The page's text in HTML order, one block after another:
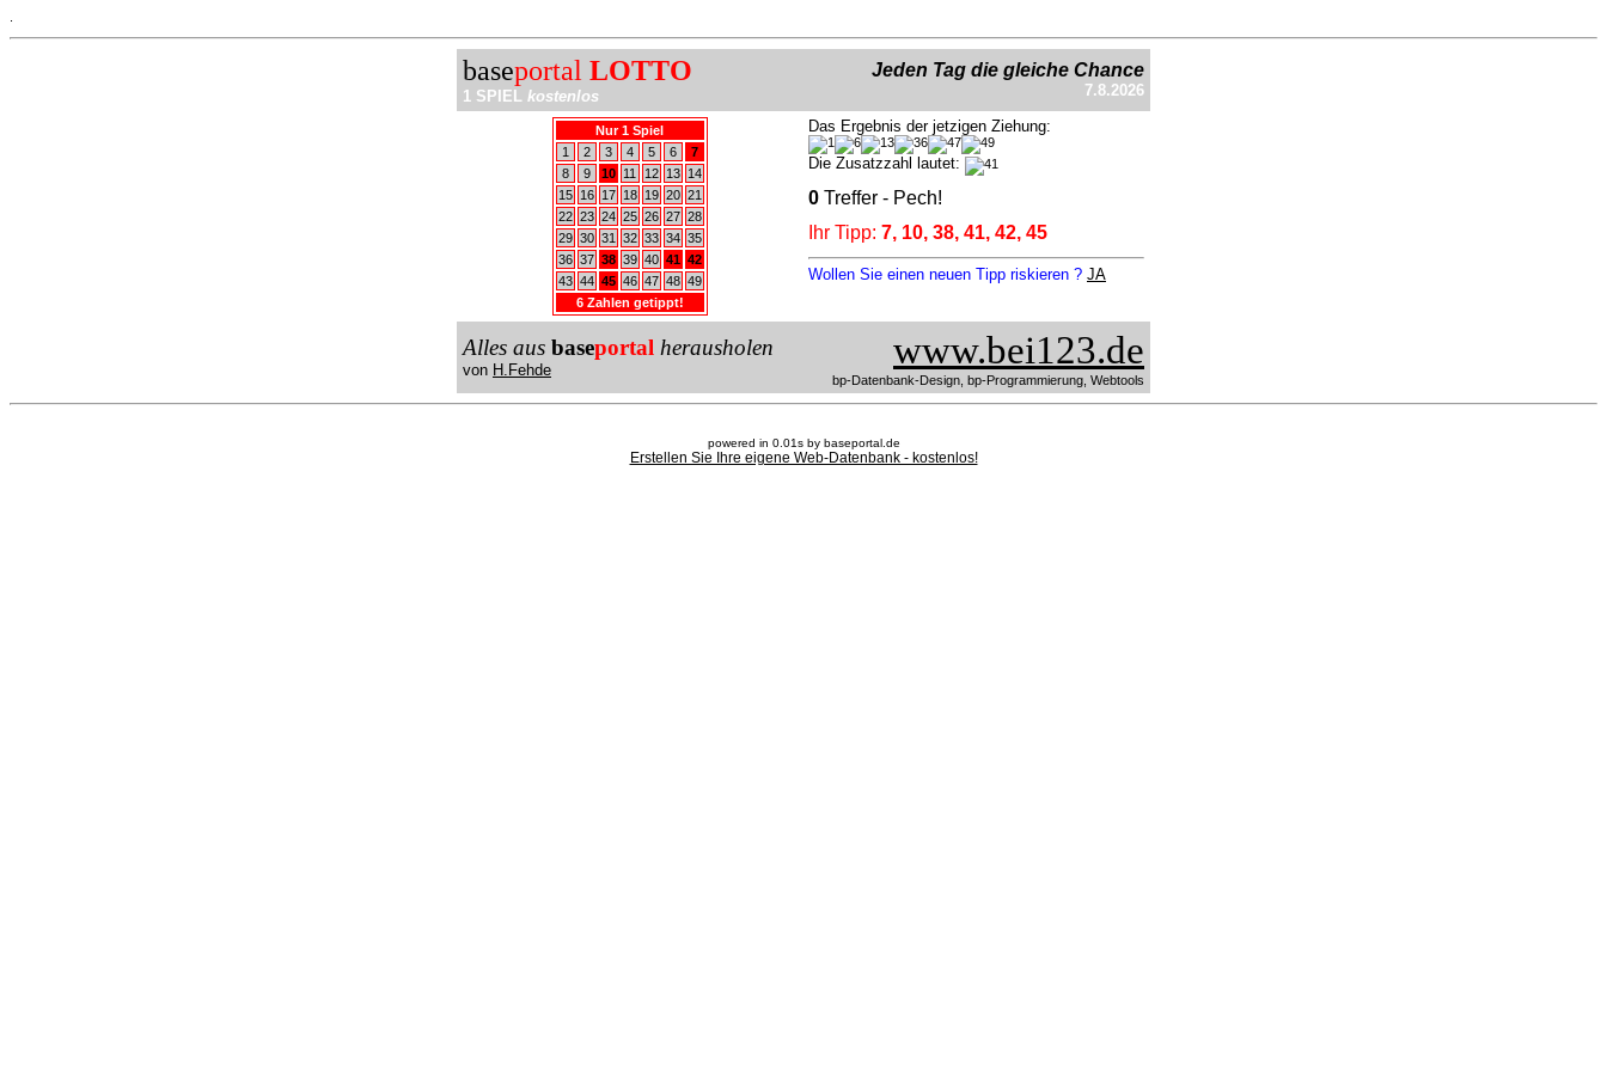
baseportal LOTTO
1 SPIEL kostenlos
Jeden Tag die gleiche Chance
7.8.2026
Nur 1 Spiel
1
2 3 4 5 6
7
8
9 10 11 12 13
14
15
16 17 18 19 20 21
22 23 24 25 26 27 28
29 30 31 32 33 34 35
36 37 38 39 40 41 42
43 44 45 46 47 48 49
6 Zahlen getippt!
Das Ergebnis der jetzigen Ziehung:
Die Zusatzzahl lautet:
0 Treffer - Pech!
Ihr Tipp: 7, 10, 38, 41, 42, 45
Wollen Sie einen neuen Tipp riskieren ? JA
Alles aus baseportal herausholen
von H.Fehde www.bei123.de
bp-Datenbank-Design, bp-Programmierung, Webtools
powered in 0.01s by baseportal.de
Erstellen Sie Ihre eigene Web-Datenbank - kostenlos!